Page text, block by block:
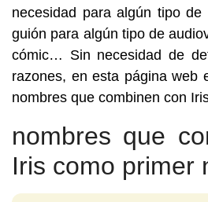
necesidad para algún tipo
guión para algún tipo de
cómic… Sin necesidad de
razones, en esta página web
nombres que combinen con
nombres que
Iris como primer